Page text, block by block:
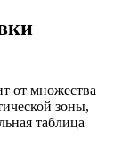
от множества
зоны,
таблица